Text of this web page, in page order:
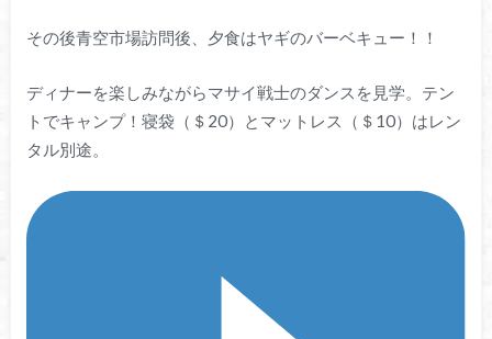
その後青空市場訪問後、夕食はヤギのバーベキュー！！
ディナーを楽しみながらマサイ戦士のダンスを見学。テン
トでキャンプ！寝袋（＄20）とマットレス（＄10）はレン
タル別途。